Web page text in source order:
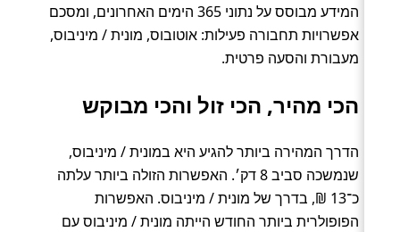
המידע מבוסס על נתוני 365 הימים האחרונים, ומסכם
אפשרויות תחבורה פעילות: אוטובוס, מונית / מיניבוס,
מעבורת והסעה פרטית.
הכי מהיר, הכי זול והכי מבוקש
הדרך המהירה ביותר להגיע היא במונית / מיניבוס,
שנמשכה סביב 8 דק׳. האפשרות הזולה ביותר עלתה
כ־13 ₪, בדרך של מונית / מיניבוס. האפשרות
הפופולרית ביותר החודש הייתה מונית / מיניבוס עם